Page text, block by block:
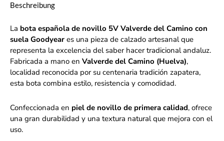
Beschreibung
La bota española de novillo 5V Valverde del Camino con
suela Goodyear es una pieza de calzado artesanal que
representa la excelencia del saber hacer tradicional andaluz.
Fabricada a mano en Valverde del Camino (Huelva),
localidad reconocida por su centenaria tradición zapatera,
esta bota combina estilo, resistencia y comodidad.
Confeccionada en piel de novillo de primera calidad, ofrece
una gran durabilidad y una textura natural que mejora con el
uso.